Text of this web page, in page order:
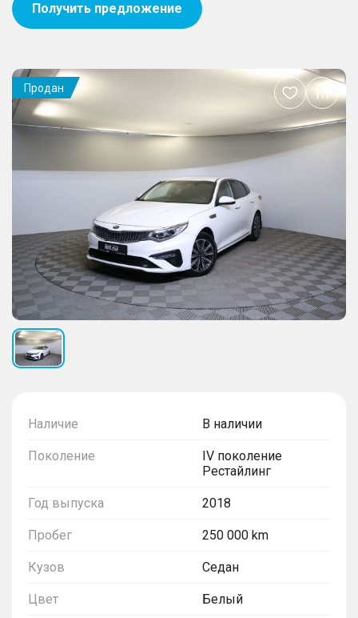
Получить предложение
Наличие В наличии
Поколение
IV поколение
Рестайлинг
Год выпуска 2018
Пробег 250 000 km
Кузов Седан
Цвет Белый
Продан
Добавить
в
избранное